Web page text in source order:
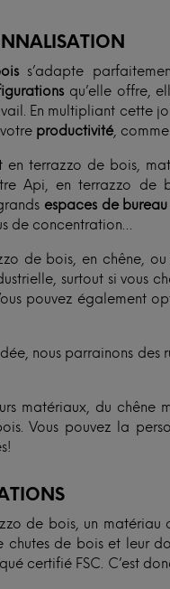
s’adapte
qu’elle offre,
En multipliant cette
productivité,
terrazzo de bois,
Api, en terrazzo
espaces de bureau
de concentration…
de bois, en chêne,
surtout si vous
pouvez également
nous parrainons
matériaux, du chêne
Vous pouvez la
de bois, un
de bois et leur
certifié FSC. C’est